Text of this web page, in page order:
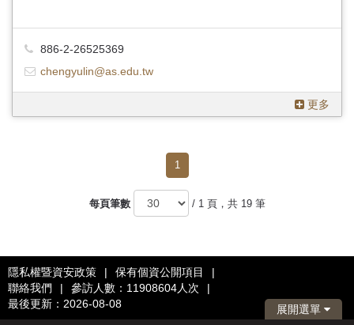
886-2-26525369
chengyulin@as.edu.tw
更多
1
每頁筆數 / 1 頁，共 19 筆
隱私權暨資安政策 | 保有個資公開項目
|
聯絡我們
| 參訪人數：11908604人次
|
最後更新：2026-08-08
展開選單